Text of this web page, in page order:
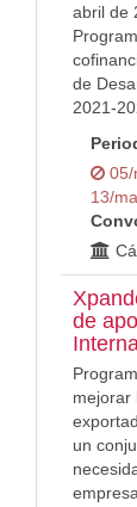
abril de
de
2021-
05/
13/
de
mejorar
un